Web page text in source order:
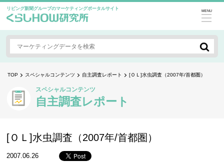
リビング新聞グループのマーケティングポータルサイト MENU
TOP スペシャルコンテンツ 自主調査レポート [ＯＬ]水虫調査（2007年/首都圏）
スペシャルコンテンツ
自主調査レポート
[ＯＬ]水虫調査（2007年/首都圏）
2007.06.26